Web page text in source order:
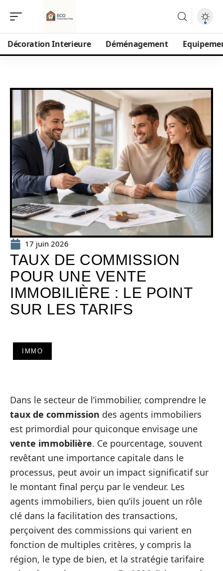
Décoration Interieure Déménagement
17 juin 2026
TAUX DE COMMISSION
POUR UNE VENTE
IMMOBILIÈRE : LE POINT
SUR LES TARIFS
IMMO
Dans le secteur de l’immobilier, comprendre le
taux de commission des agents immobiliers
est primordial pour quiconque envisage une
vente immobilière. Ce pourcentage, souvent
revêtant une importance capitale dans le
processus, peut avoir un impact significatif sur
le montant final perçu par le vendeur. Les
agents immobiliers, bien qu’ils jouent un rôle
clé dans la facilitation des transactions,
perçoivent des commissions qui varient en
fonction de multiples critères, y compris la
région, le type de bien, et la stratégie tarifaire